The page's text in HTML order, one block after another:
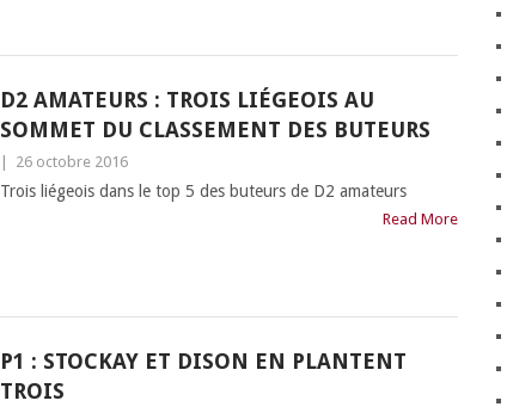
D2 AMATEURS : TROIS LIÉGEOIS AU
SOMMET DU CLASSEMENT DES BUTEURS
26 octobre 2016
Trois liégeois dans le top 5 des buteurs de D2 amateurs
Read More
P1 : STOCKAY ET DISON EN PLANTENT
TROIS